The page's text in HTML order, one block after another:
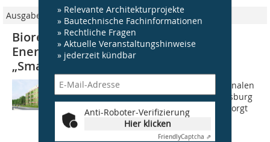
» Relevante Architekturprojekte
» Bautechnische Fachinformationen
» Rechtliche Fragen
» Aktuelle Veranstaltungshinweise
» jederzeit kündbar
Anti-Roboter-Verifizierung
Hier klicken
FriendlyCaptcha ⇗
Ausgabe 09/2012
Bioreaktoren-Fassade als
Energielieferant Lebende Algen als
„Smart Material“
Das Algenhaus BIQ, das zur Internationalen
Bauausstellung (IBA) 2013 in Wilhelmsburg
bei Hamburg fertig gestellt sein soll, sorgt
für Wirbel in der Baufachwelt. Es ist
weltweit das erste Gebäude mit...